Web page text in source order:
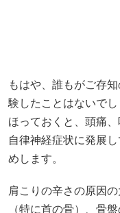
験したことはないでし
自律神経症状に発展
めします。
肩こりの辛さの原因の
（特に首の骨）、骨